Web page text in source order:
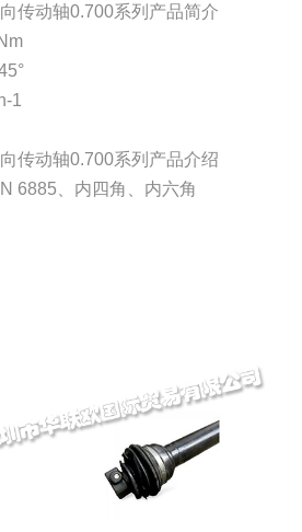
传动轴0.700系列产品简介
1
传动轴0.700系列产品介绍
6885、内四角、内六角